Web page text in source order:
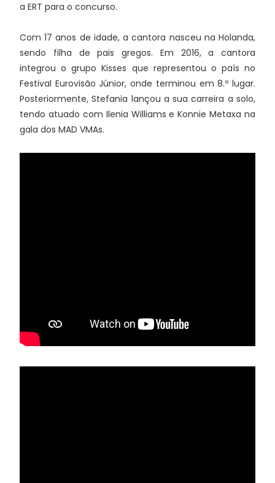
a ERT para o concurso.
Com 17 anos de idade, a cantora nasceu na Holanda,
sendo filha de pais gregos. Em 2016, a cantora
integrou o grupo Kisses que representou o país no
Festival Eurovisão Júnior, onde terminou em 8.º lugar.
Posteriormente, Stefania lançou a sua carreira a solo,
tendo atuado com Ilenia Williams e Konnie Metaxa na
gala dos MAD VMAs.